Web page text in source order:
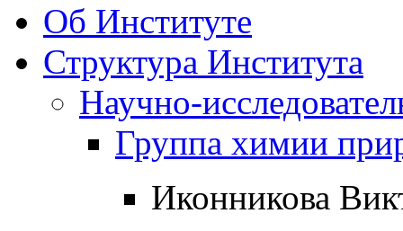
Об Институте
Структура Института
Научно-
Группа химии
Иконникова